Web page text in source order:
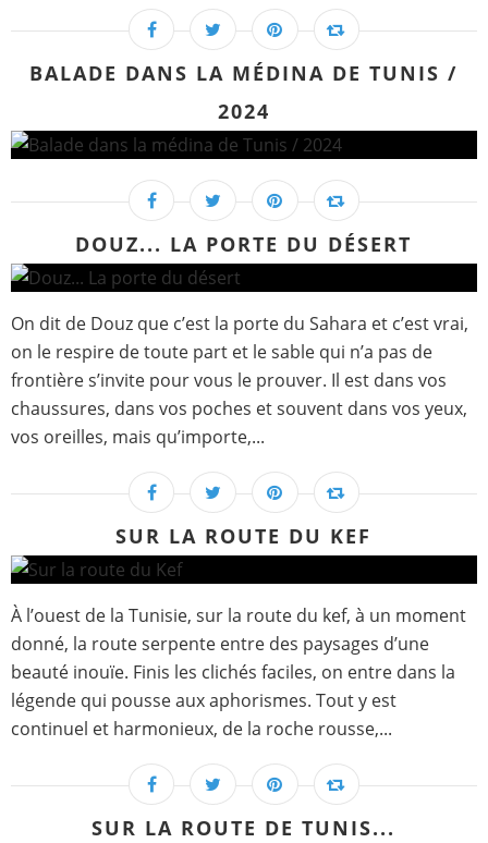
BALADE DANS LA MÉDINA DE TUNIS /
2024
DOUZ... LA PORTE DU DÉSERT
On dit de Douz que c’est la porte du Sahara et c’est vrai,
on le respire de toute part et le sable qui n’a pas de
frontière s’invite pour vous le prouver. Il est dans vos
chaussures, dans vos poches et souvent dans vos yeux,
vos oreilles, mais qu’importe,...
SUR LA ROUTE DU KEF
À l’ouest de la Tunisie, sur la route du kef, à un moment
donné, la route serpente entre des paysages d’une
beauté inouïe. Finis les clichés faciles, on entre dans la
légende qui pousse aux aphorismes. Tout y est
continuel et harmonieux, de la roche rousse,...
SUR LA ROUTE DE TUNIS...